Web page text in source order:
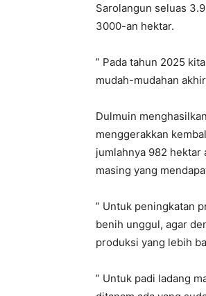
Sarolangun seluas
3000-an hektar.
” Pada tahun 2025
mudah-mudahan
Dulmuin
menggerakkan
jumlahnya 982
masing yang
” Untuk peningkatan
benih unggul, agar
produksi yang lebih
” Untuk padi ladang